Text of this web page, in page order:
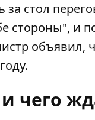
стол
стороны", и
объявил,
чего